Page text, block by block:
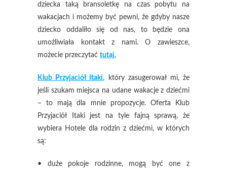
dziecka taką bransoletkę na czas pobytu na
wakacjach i możemy być pewni, że gdyby nasze
dziecko oddaliło się od nas, to będzie ona
umożliwiała kontakt z nami. O zawieszce,
możecie przeczytać tutaj.
Klub Przyjaciół Itaki, który zasugerował mi, że
jeśli szukam miejsca na udane wakacje z dziećmi
– to mają dla mnie propozycje. Oferta Klub
Przyjaciół Itaki jest na tyle fajną sprawą, że
wybiera Hotele dla rodzin z dziećmi, w których
są:
• duże pokoje rodzinne, mogą być one z